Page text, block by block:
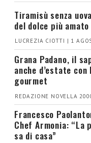
Tiramisù senza
del dolce più
LUCREZIA CIOTTI | 1
Grana Padano, il
anche d’estate
gourmet
REDAZIONE NOVELLA
Francesco
Chef Armonia: “La
sa di casa”